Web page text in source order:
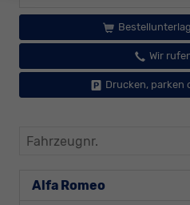
Wir
Drucken, parken
Fahrzeugnr.
Alfa Romeo